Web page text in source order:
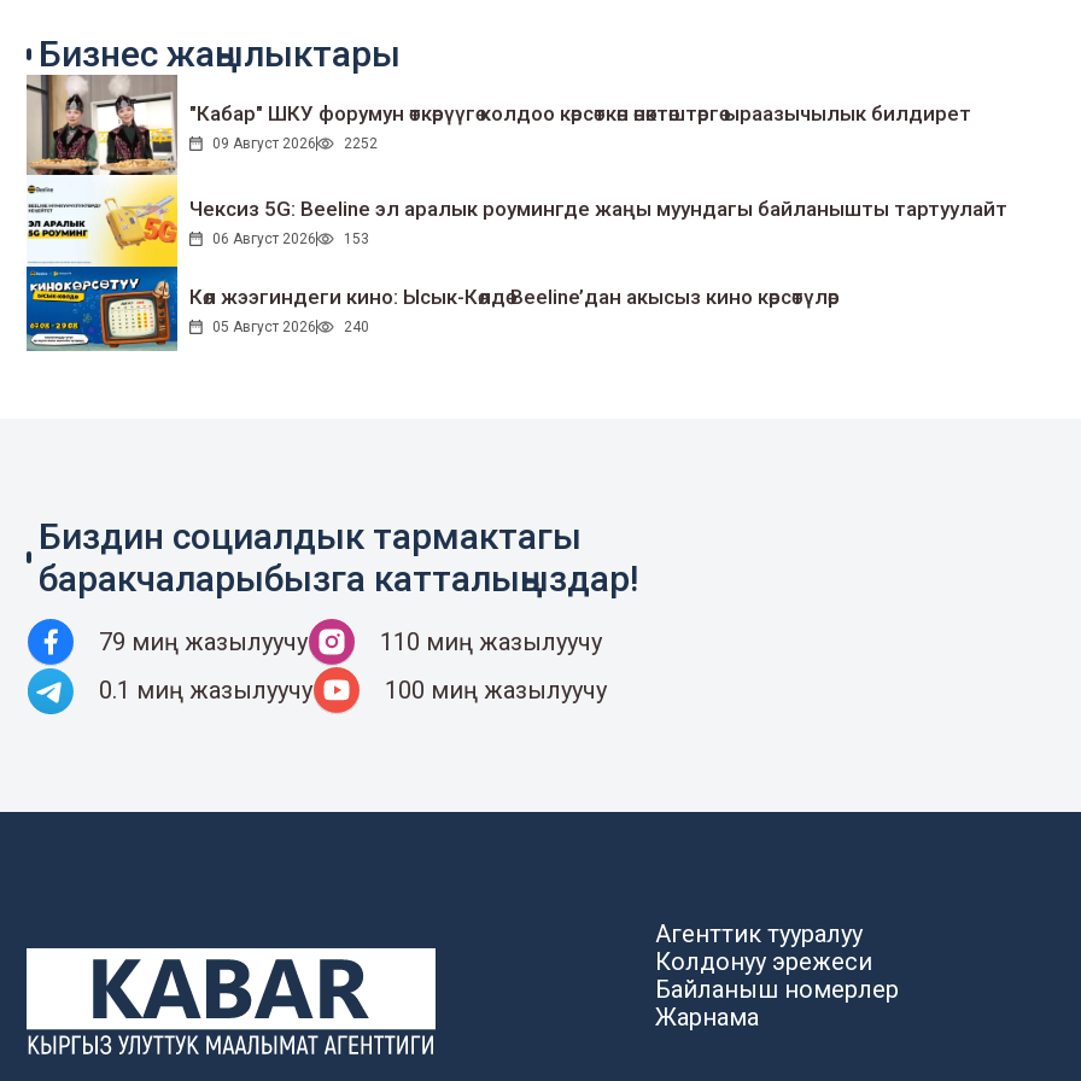
Бизнес жаңылыктары
"Кабар" ШКУ форумун өткөрүүгө колдоо көрсөткөн өнөктөштөргө ыраазычылык билдирет
09 Август 2026 2252
Чексиз 5G: Beeline эл аралык роумингде жаңы муундагы байланышты тартуулайт
06 Август 2026 153
Көл жээгиндеги кино: Ысык-Көлдө Beeline’дан акысыз кино көрсөтүлөр
05 Август 2026 240
Биздин социалдык тармактагы
баракчаларыбызга катталыңыздар!
79 миң жазылуучу
110 миң жазылуучу
0.1 миң жазылуучу
100 миң жазылуучу
Агенттик тууралуу
Колдонуу эрежеси
Байланыш номерлер
Жарнама